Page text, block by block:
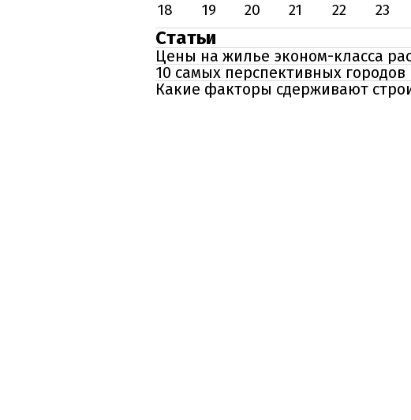
18
19 20 21 22 23
Статьи
Цены на жилье эконом-класса
10 самых перспективных
Какие факторы сдерживают